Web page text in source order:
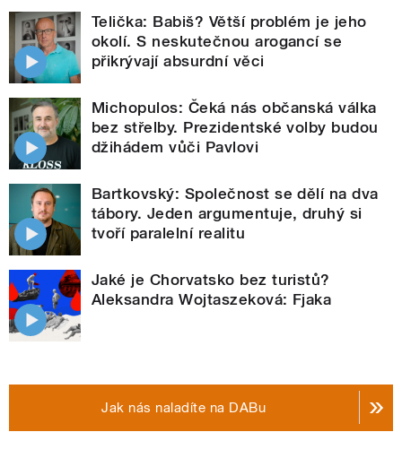
Telička: Babiš? Větší problém je jeho
okolí. S neskutečnou arogancí se
přikrývají absurdní věci
Michopulos: Čeká nás občanská válka
bez střelby. Prezidentské volby budou
džihádem vůči Pavlovi
Bartkovský: Společnost se dělí na dva
tábory. Jeden argumentuje, druhý si
tvoří paralelní realitu
Jaké je Chorvatsko bez turistů?
Aleksandra Wojtaszeková: Fjaka
Jak nás naladíte na DABu